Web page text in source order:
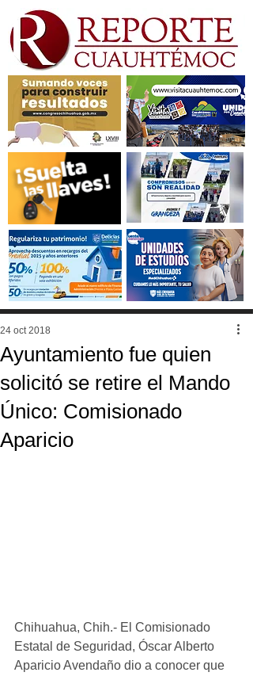
Ayuntamiento fue quien
solicitó se retire el Mando
Único: Comisionado
Aparicio
24 oct 2018
Chihuahua, Chih.- El Comisionado
Estatal de Seguridad, Óscar Alberto
Aparicio Avendaño dio a conocer que